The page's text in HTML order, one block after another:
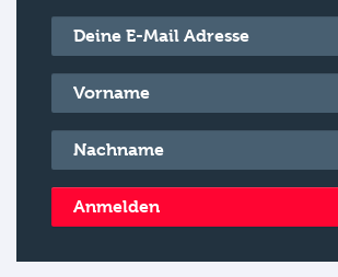
E-Mail*
Vorname*
Nachname*
Anmelden